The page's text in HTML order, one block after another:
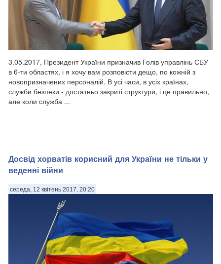
3.05.2017, Президент України призначив Голів управлінь СБУ
в 6-ти областях, і я хочу вам розповісти дещо, по кожній з
новопризначених персоналій. В усі часи, в усіх країнах,
служби безпеки - достатньо закриті структури, і це правильно,
але коли служба ...
Досвід хорватів корисний для України не тільки у
веденні війни
середа, 12 квітень 2017, 20:20